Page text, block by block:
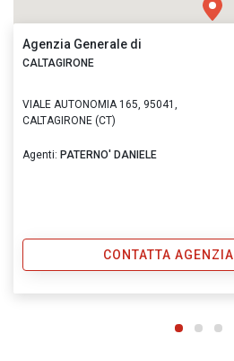
Agenzia Generale di
CALTAGIRONE
VIALE AUTONOMIA 165, 95041,
CALTAGIRONE (CT)
Agenti: PATERNO' DANIELE
CONTATTA AGENZIA